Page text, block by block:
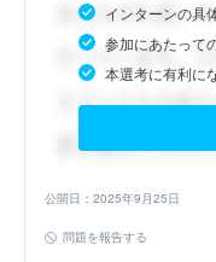
インターンの具
参加にあたって
本選考に有利に
公開日：2025年9月25日
問題を報告する